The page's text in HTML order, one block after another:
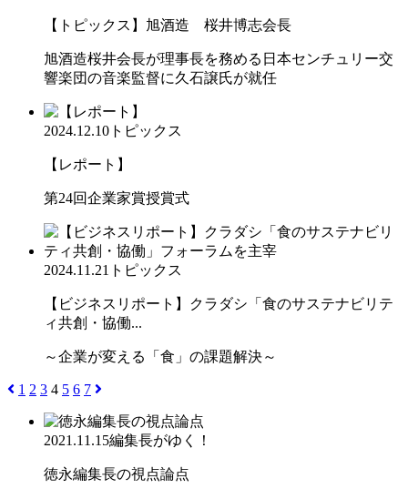
【トピックス】旭酒造 桜井博志会長
旭酒造桜井会長が理事長を務める日本センチュリー交
響楽団の音楽監督に久石譲氏が就任
2024.12.10 トピックス
【レポート】
第24回企業家賞授賞式
2024.11.21 トピックス
【ビジネスリポート】クラダシ「食のサステナビリテ
ィ共創・協働...
～企業が変える「食」の課題解決～
1 2 3 4 5 6 7
2021.11.15編集長がゆく！
徳永編集長の視点論点